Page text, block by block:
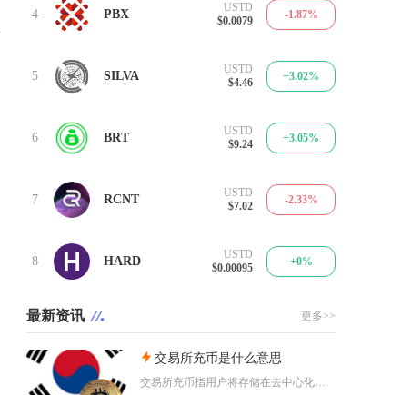
4 PBX
USTD
$0.0079
-1.87%
5 SILVA
USTD
$4.46
+3.02%
6 BRT
USTD
$9.24
+3.05%
7 RCNT
USTD
$7.02
-2.33%
8 HARD
USTD
$0.00095
+0%
最新资讯 更多>>
交易所充币是什么意思
交易所充币指用户将存储在去中心化钱包、其他交易平台内的数字加密资产，通过对应区块链网络转入